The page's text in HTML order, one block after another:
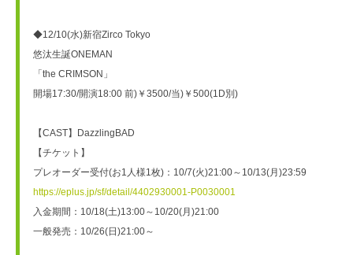
◆12/10(水)新宿Zirco Tokyo
悠汰生誕ONEMAN
「the CRIMSON」
開場17:30/開演18:00 前)￥3500/当)￥500(1D別)
【CAST】DazzlingBAD
【チケット】
プレオーダー受付(お1人様1枚)：10/7(火)21:00～10/13(月)23:59
https://eplus.jp/sf/detail/4402930001-P0030001
入金期間：10/18(土)13:00～10/20(月)21:00
一般発売：10/26(日)21:00～